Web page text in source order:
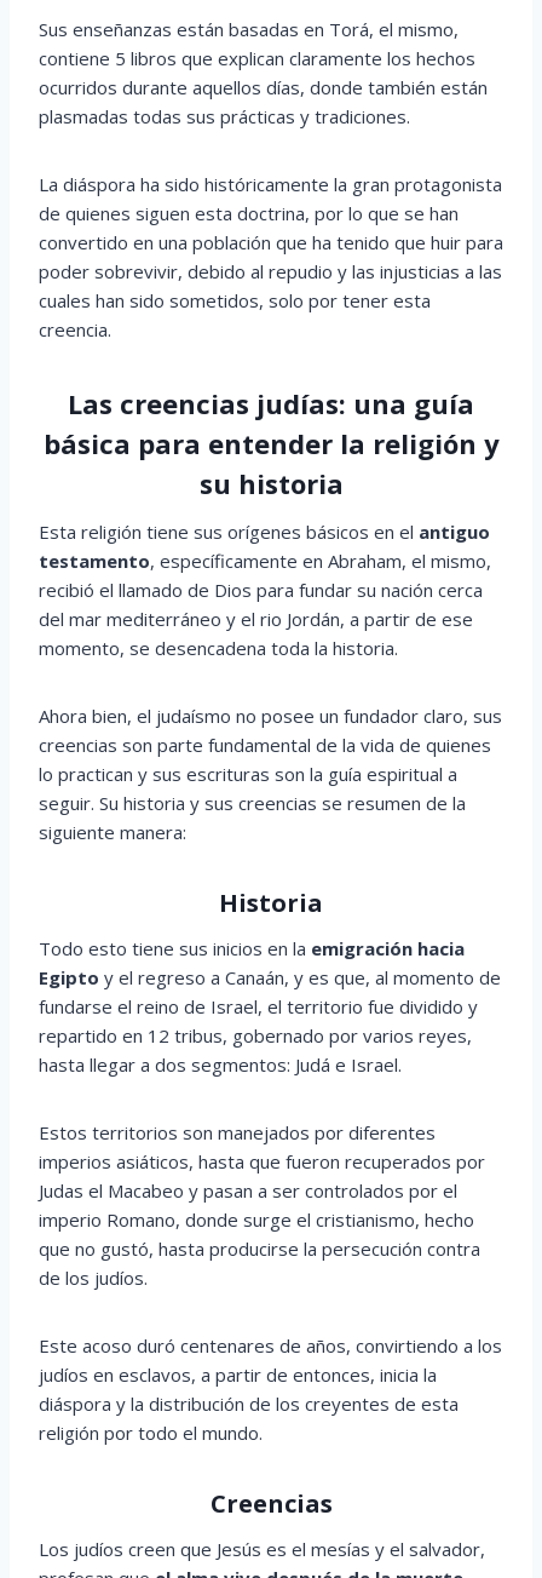
Sus enseñanzas están basadas en Torá, el mismo,
contiene 5 libros que explican claramente los hechos
ocurridos durante aquellos días, donde también están
plasmadas todas sus prácticas y tradiciones.
La diáspora ha sido históricamente la gran protagonista
de quienes siguen esta doctrina, por lo que se han
convertido en una población que ha tenido que huir para
poder sobrevivir, debido al repudio y las injusticias a las
cuales han sido sometidos, solo por tener esta
creencia.
Las creencias judías: una guía
básica para entender la religión y
su historia
Esta religión tiene sus orígenes básicos en el antiguo
testamento, específicamente en Abraham, el mismo,
recibió el llamado de Dios para fundar su nación cerca
del mar mediterráneo y el rio Jordán, a partir de ese
momento, se desencadena toda la historia.
Ahora bien, el judaísmo no posee un fundador claro, sus
creencias son parte fundamental de la vida de quienes
lo practican y sus escrituras son la guía espiritual a
seguir. Su historia y sus creencias se resumen de la
siguiente manera:
Historia
Todo esto tiene sus inicios en la emigración hacia
Egipto y el regreso a Canaán, y es que, al momento de
fundarse el reino de Israel, el territorio fue dividido y
repartido en 12 tribus, gobernado por varios reyes,
hasta llegar a dos segmentos: Judá e Israel.
Estos territorios son manejados por diferentes
imperios asiáticos, hasta que fueron recuperados por
Judas el Macabeo y pasan a ser controlados por el
imperio Romano, donde surge el cristianismo, hecho
que no gustó, hasta producirse la persecución contra
de los judíos.
Este acoso duró centenares de años, convirtiendo a los
judíos en esclavos, a partir de entonces, inicia la
diáspora y la distribución de los creyentes de esta
religión por todo el mundo.
Creencias
Los judíos creen que Jesús es el mesías y el salvador,